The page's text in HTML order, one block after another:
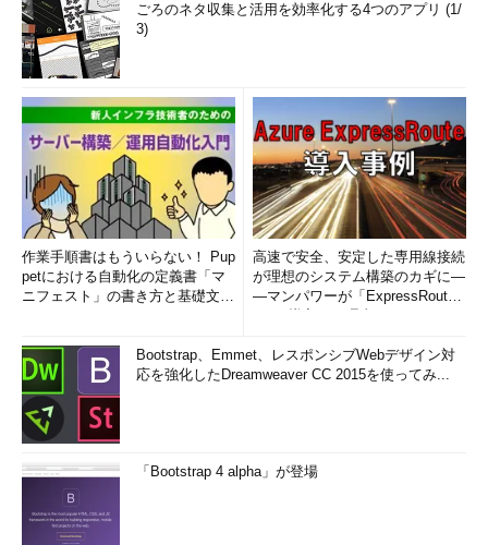
ごろのネタ収集と活用を効率化する4つのアプリ (1/
3)
作業手順書はもういらない！ Pup
petにおける自動化の定義書「マ
ニフェスト」の書き方と基礎文法
高速で安全、安定した専用線接続
が理想のシステム構築のカギに―
―マンパワーが「ExpressRout
Bootstrap、Emmet、レスポンシブWebデザイン対
応を強化したDreamweaver CC 2015を使ってみ...
「Bootstrap 4 alpha」が登場